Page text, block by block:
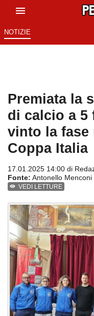
NOTIZIE
Premiata la
di calcio a 5
vinto la fase
Coppa Italia
17.01.2025 14:00 di
Fonte: Antonello Menconi
VEDI LETTURE